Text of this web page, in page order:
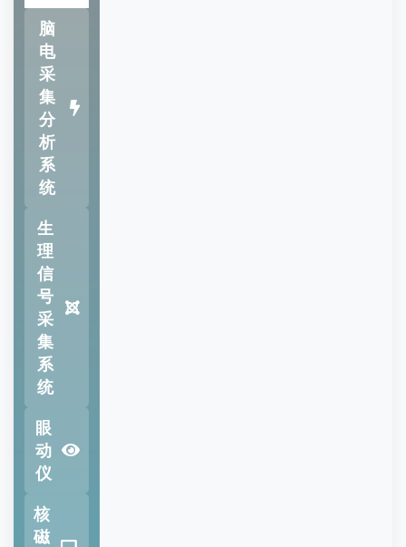
脑
电
采
集
分
析
系
统
生
理
信
号
采
集
系
统
眼
动
仪
核
磁